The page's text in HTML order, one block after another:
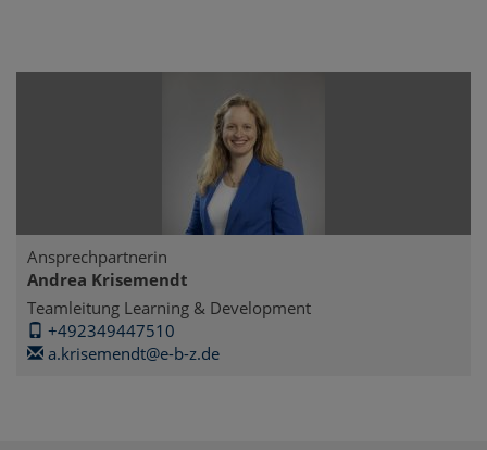
Ansprechpartnerin
Andrea Krisemendt
Teamleitung Learning & Development
+492349447510
a.krisemendt@e-b-z.de